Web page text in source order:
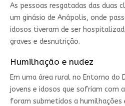
As pessoas resgatadas das duas
um ginásio de Anápolis, onde
idosos tiveram de ser
graves e desnutrição.
Humilhação e nudez
Em uma área rural no Entorno do
jovens e idosos que sofriam com
foram submetidos a humilhações